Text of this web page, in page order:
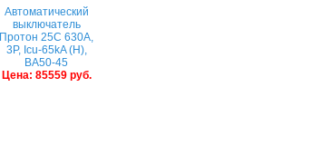
Автоматический
выключатель
Протон 25С 630A,
3P, Icu-65kA (Н),
ВА50-45
Цена: 85559 руб.